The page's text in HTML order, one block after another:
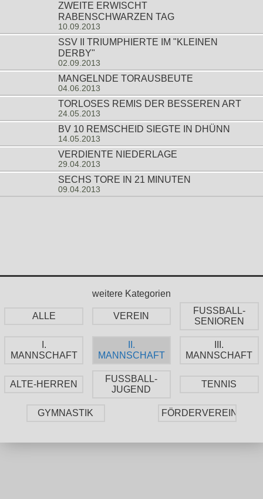
ZWEITE ERWISCHT
RABENSCHWARZEN TAG
10.09.2013
SSV II TRIUMPHIERTE IM "KLEINEN
DERBY"
02.09.2013
MANGELNDE TORAUSBEUTE
04.06.2013
TORLOSES REMIS DER BESSEREN ART
24.05.2013
BV 10 REMSCHEID SIEGTE IN DHÜNN
14.05.2013
VERDIENTE NIEDERLAGE
29.04.2013
SECHS TORE IN 21 MINUTEN
09.04.2013
weitere Kategorien
ALLE VEREIN
FUSSBALL-
SENIOREN
I.
MANNSCHAFT
II.
MANNSCHAFT
III.
MANNSCHAFT
ALTE-HERREN
FUSSBALL-
JUGEND
TENNIS
GYMNASTIK FÖRDERVEREIN